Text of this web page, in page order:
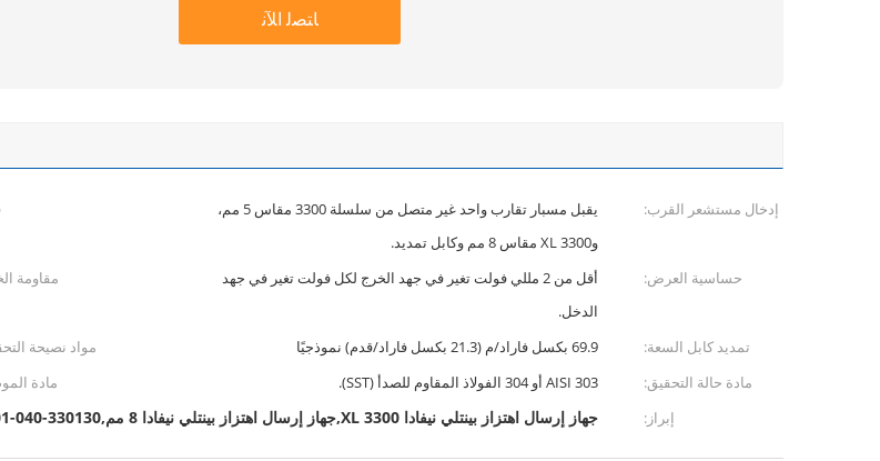
ﺎﺘﺼﻟ ﺍﻶﻧ
إدخال مستشعر القرب:
يقبل مسبار تقارب واحد غير متصل من سلسلة 3300 مقاس 5 مم،
و3300 XL مقاس 8 مم وكابل تمديد.
حساسية العرض:
أقل من 2 مللي فولت تغير في جهد الخرج لكل فولت تغير في جهد
الدخل.
مقاومة
تمديد كابل السعة: 69.9 بكسل فاراد/م (21.3 بكسل فاراد/قدم) نموذجيًا مواد نصيحة
مادة حالة التحقيق:
AISI 303 أو 304 الفولاذ المقاوم للصدأ (SST). مادة
إبراز:
جهاز إرسال اهتزاز بينتلي نيفادا 3300 XL,جهاز إرسال اهتزاز بينتلي نيفادا 8 مم,330130-040-01-00